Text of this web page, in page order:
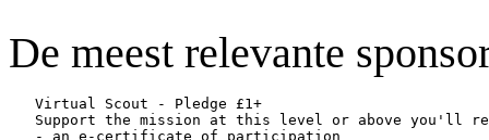
De meest relevante
   Virtual Scout - Pledge £1+
Support the mission at this level or above you'll
   - an e-certificate of participation